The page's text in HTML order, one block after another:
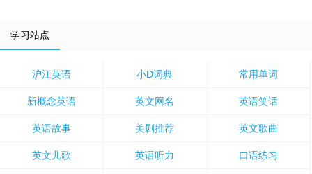
学习站点
沪江英语 小D词典 常用单词
新概念英语 英文网名 英语笑话
英语故事 美剧推荐 英文歌曲
英文儿歌 英语听力 口语练习